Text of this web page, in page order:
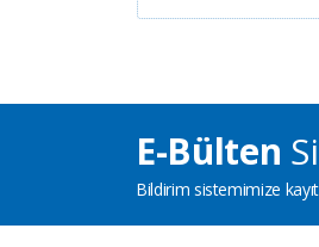
E-Bülten
Bildirim sistemimize